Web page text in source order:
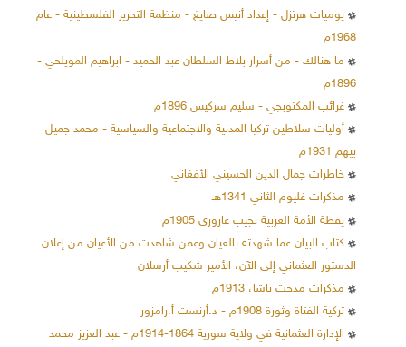
يوميات هرتزل - إعداد أنيس صايغ - منظمة التحرير الفلسطينية - عام
1968م
ما هنالك - من أسرار بلاط السلطان عبد الحميد - ابراهيم المويلحي -
1896م
غرائب المكتوبجي - سليم سركيس 1896م
أوليات سلاطين تركيا المدنية والاجتماعية والسياسية - محمد جميل
بيهم 1931م
خاطرات جمال الدين الحسيني الأفغاني
مذكرات غليوم الثاني 1341هـ
يقظة الأمة العربية نجيب عازوري 1905م
كتاب البيان عما شهدته بالعيان وعمن شاهدت من الأعيان من إعلان
الدستور العثماني إلى الآن، الأمير شكيب أرسلان
مذكرات مدحت باشا، 1913م
تركية الفتاة وثورة 1908م - د.أرنست أ.رامزور
الإدارة العثمانية في ولاية سورية 1864-1914م - عبد العزيز محمد